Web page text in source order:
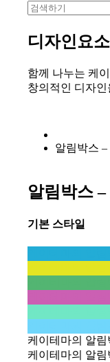
디자인요소
함께 나누는 케
창의적인 디자
알림박스 –
알림박스
기본 스타일
케이테마의 알
케이테마의 알